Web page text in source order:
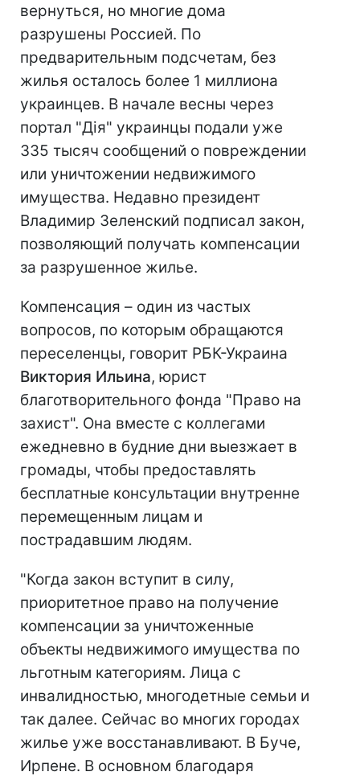
вернуться, но многие дома
разрушены Россией. По
предварительным подсчетам, без
жилья осталось более 1 миллиона
украинцев. В начале весны через
портал "Дія" украинцы подали уже
335 тысяч сообщений о повреждении
или уничтожении недвижимого
имущества. Недавно президент
Владимир Зеленский подписал закон,
позволяющий получать компенсации
за разрушенное жилье.
Компенсация – один из частых
вопросов, по которым обращаются
переселенцы, говорит РБК-Украина
Виктория Ильина, юрист
благотворительного фонда "Право на
захист". Она вместе с коллегами
ежедневно в будние дни выезжает в
громады, чтобы предоставлять
бесплатные консультации внутренне
перемещенным лицам и
пострадавшим людям.
"Когда закон вступит в силу,
приоритетное право на получение
компенсации за уничтоженные
объекты недвижимого имущества по
льготным категориям. Лица с
инвалидностью, многодетные семьи и
так далее. Сейчас во многих городах
жилье уже восстанавливают. В Буче,
Ирпене. В основном благодаря